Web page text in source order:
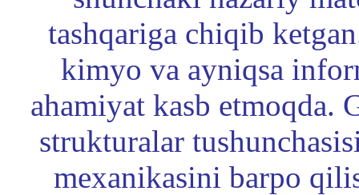
tashqariga chiqib
kimyo va ayniqsa
ahamiyat kasb etmoqda.
strukturalar
mexanikasini barpo